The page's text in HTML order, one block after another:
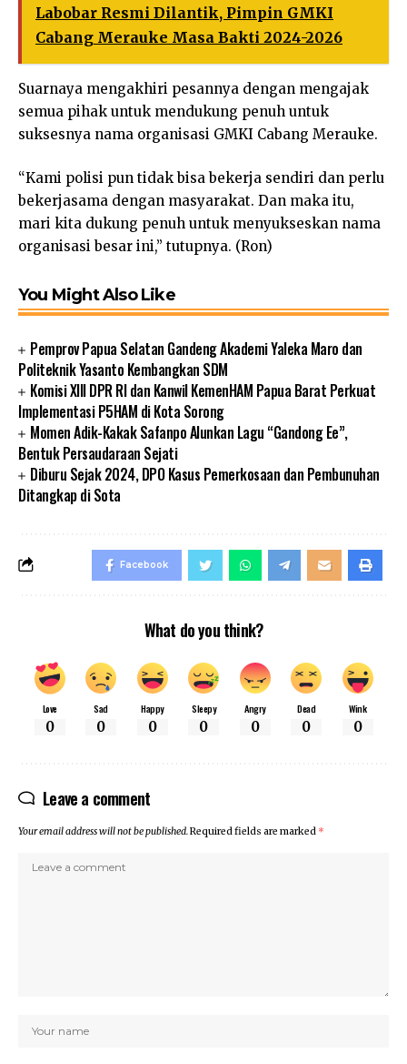
Labobar Resmi Dilantik, Pimpin GMKI
Cabang Merauke Masa Bakti 2024-2026
Suarnaya mengakhiri pesannya dengan mengajak
semua pihak untuk mendukung penuh untuk
suksesnya nama organisasi GMKI Cabang Merauke.
“Kami polisi pun tidak bisa bekerja sendiri dan perlu
bekerjasama dengan masyarakat. Dan maka itu,
mari kita dukung penuh untuk menyukseskan nama
organisasi besar ini,” tutupnya. (Ron)
You Might Also Like
Pemprov Papua Selatan Gandeng Akademi Yaleka Maro dan
Politeknik Yasanto Kembangkan SDM
Komisi XIII DPR RI dan Kanwil KemenHAM Papua Barat Perkuat
Implementasi P5HAM di Kota Sorong
Momen Adik-Kakak Safanpo Alunkan Lagu “Gandong Ee”,
Bentuk Persaudaraan Sejati
Diburu Sejak 2024, DPO Kasus Pemerkosaan dan Pembunuhan
Ditangkap di Sota
Facebook
What do you think?
Love
0
Sad
0
Happy
0
Sleepy
0
Angry
0
Dead
0
Wink
0
Leave a comment
Your email address will not be published.Required fields are marked *